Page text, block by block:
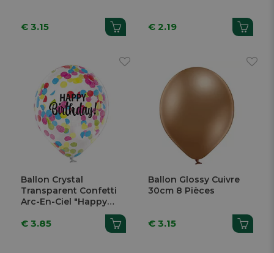
€ 3.15 € 2.19
Ballon Crystal
Transparent Confetti
Arc-En-Ciel "Happy
Pièces
€ 3.85
Ballon Glossy Cuivre
30cm 8 Pièces
€ 3.15